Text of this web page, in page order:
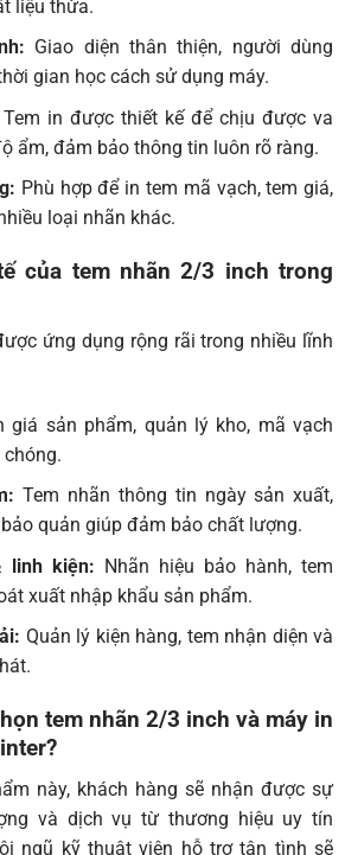
liệu thừa.
Giao diện thân thiện, người dùng
gian học cách sử dụng máy.
Tem in được thiết kế để chịu được va
ẩm, đảm bảo thông tin luôn rõ ràng.
Phù hợp để in tem mã vạch, tem giá,
loại nhãn khác.
của tem nhãn 2/3 inch trong
ứng dụng rộng rãi trong nhiều lĩnh
giá sản phẩm, quản lý kho, mã vạch
Tem nhãn thông tin ngày sản xuất,
quản giúp đảm bảo chất lượng.
linh kiện: Nhãn hiệu bảo hành, tem
xuất nhập khẩu sản phẩm.
Quản lý kiện hàng, tem nhận diện và
tem nhãn 2/3 inch và máy in
này, khách hàng sẽ nhận được sự
và dịch vụ từ thương hiệu uy tín
ngũ kỹ thuật viên hỗ trợ tận tình sẽ